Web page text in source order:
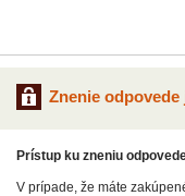
Znenie
Prístup ku zneniu
V prípade, že máte